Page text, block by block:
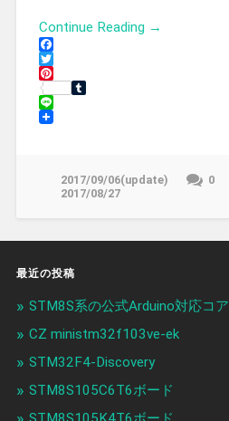
Continue Reading →
Facebook
Twitter
Pinterest
Tumblr
Line
2017/09/06(update)
2017/08/27
0
最近の投稿
STM8S系の公式Arduino対応コア
CZ ministm32f103ve-ek
STM32F4-Discovery
STM8S105C6T6ボード